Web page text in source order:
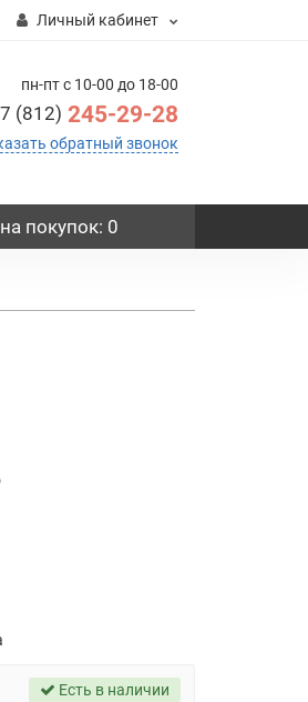
Личный кабинет
пн-пт с 10-00 до 18-00
(812) 245-29-28
обратный звонок
покупок: 0
Есть в наличии